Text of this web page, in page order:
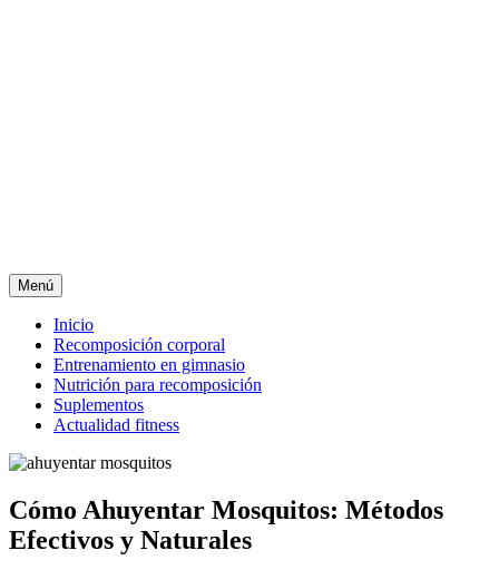
Menú
Inicio
Recomposición corporal
Entrenamiento en gimnasio
Nutrición para recomposición
Suplementos
Actualidad fitness
Cómo Ahuyentar Mosquitos: Métodos
Efectivos y Naturales